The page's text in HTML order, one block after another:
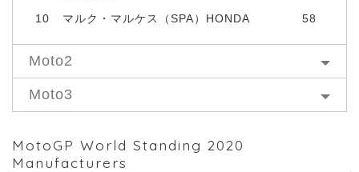
10 マルク・マルケス（SPA）HONDA 58
Moto2
Moto3
MotoGP World Standing 2020
Manufacturers